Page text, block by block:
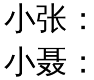
小张：
小聂：